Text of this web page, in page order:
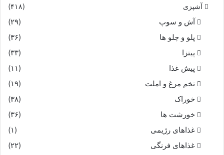
آشپزی (۴۱۸)
آش و سوپ
(۲۹)
پلو و چلو ها
(۳۶)
پیتزا
(۳۳)
پیش غذا
(۱۱)
تخم مرغ و املت
(۱۹)
خوراک
(۳۸)
خورشت ها
(۳۶)
غذاهای رژیمی
(۱)
غذاهای فرنگی
(۲۲)